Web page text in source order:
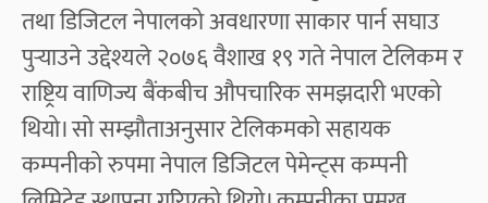
तथा डिजिटल नेपालको अवधारणा साकार पार्न सघाउ
पुर्‍याउने उद्देश्यले २०७६ वैशाख १९ गते नेपाल टेलिकम र
राष्ट्रिय वाणिज्य बैंकबीच औपचारिक समझदारी भएको
थियो। सो सम्झौताअनुसार टेलिकमको सहायक
कम्पनीको रुपमा नेपाल डिजिटल पेमेन्ट्स कम्पनी